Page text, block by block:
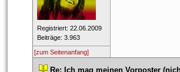
Registriert: 22.06.2009
Beiträge: 3.963
[zum Seitenanfang]
Re: Ich mag meinen Vorposter